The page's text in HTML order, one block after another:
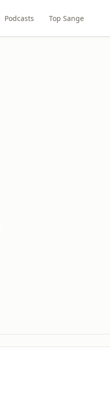
Podcasts Top Sange